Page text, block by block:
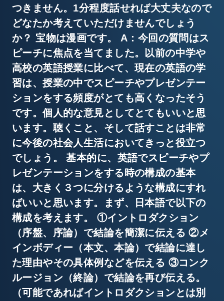
つきません。1分程度話せれば大丈夫なので
どなたか考えていただけませんでしょう
か？ 宝物は漫画です。 A：今回の質問はス
ピーチに焦点を当てました。以前の中学や
高校の英語授業に比べて、現在の英語の学
習は、授業の中でスピーチやプレゼンテー
ションをする頻度がとても高くなったそう
です。個人的な意見としてとてもいいと思
います。聴くこと、そして話すことは非常
に今後の社会人生活においてきっと役立つ
でしょう。 基本的に、英語でスピーチやプ
レゼンテーションをする時の構成の基本
は、大きく３つに分けるような構成にすれ
ばいいと思います。まず、日本語で以下の
構成を考えます。 ①イントロダクション
（序盤、序論）で結論を簡潔に伝える ②メ
インボディー（本文、本論）で結論に達し
た理由やその具体例などを伝える ③コンク
ルージョン（終論）で結論を再び伝える。
（可能であればイントロダクションとは別